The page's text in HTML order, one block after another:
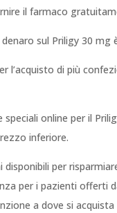
il farmaco
sul Priligy 30
l’acquisto di più
speciali online per il
inferiore.
disponibili per
per i pazienti offerti
a dove si